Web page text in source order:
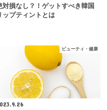
対損なし？！ゲットすべき韓国
ップティントとは
ビューティ・健康